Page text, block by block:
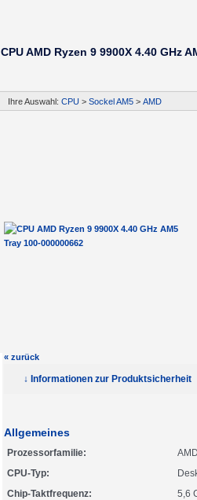
CPU AMD Ryzen 9 9900X 4.40 GHz
Ihre Auswahl: CPU > Sockel AM5 > AMD
« zurück
↓ Informationen zur Produktsicherheit
Allgemeines
Prozessorfamilie
CPU-Typ
Chip-Taktfrequenz
5,6